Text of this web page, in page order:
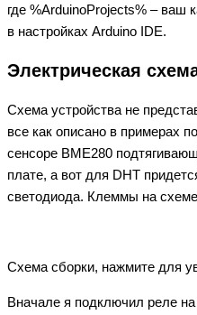
где %ArduinoProjects% – ваш
в настройках Arduino IDE.
Электрическая
Схема устройства не
все как описано в примерах
сенсоре BME280
плате, а вот для DHT
светодиода. Клеммы на
Схема сборки, нажмите для
Вначале я подключил реле